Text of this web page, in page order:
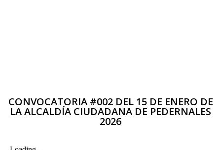
CONVOCATORIA #002 DEL 15 DE ENERO DE
LA ALCALDÍA CIUDADANA DE PEDERNALES
2026